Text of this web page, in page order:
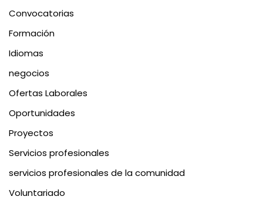
Convocatorias
Formación
Idiomas
negocios
Ofertas Laborales
Oportunidades
Proyectos
Servicios profesionales
servicios profesionales de la comunidad
Voluntariado